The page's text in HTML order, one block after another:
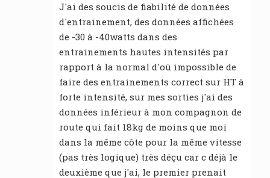
J'ai des soucis de fiabilité de données
d'entrainement, des données affichées
de -30 à -40watts dans des
entrainements hautes intensités par
rapport à la normal d'où impossible de
faire des entrainements correct sur HT à
forte intensité, sur mes sorties j'ai des
données inférieur à mon compagnon de
route qui fait 18kg de moins que moi
dans la même côte pour la même vitesse
(pas très logique) très déçu car c déjà le
deuxième que j'ai, le premier prenait